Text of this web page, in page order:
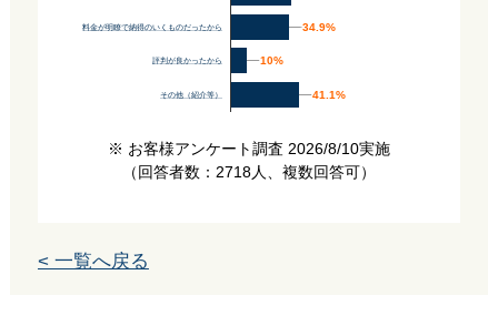
料金が明瞭で納得のいくものだったから
評判が良かったから
その他（紹介等）
34.9%
34.9%
10%
10%
41.1%
41.1%
※ お客様アンケート調査 2026/8/10実施
（回答者数：2718人、複数回答可）
< 一覧へ戻る